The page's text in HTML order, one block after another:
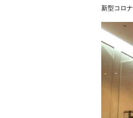
新型コロ